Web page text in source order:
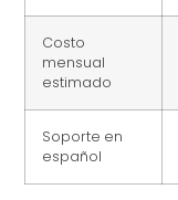
Costo
mensual
estimado
Soporte en
español